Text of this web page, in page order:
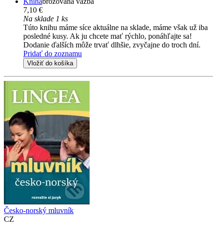
7,10 €
Na sklade 1 ks
Túto knihu máme síce aktuálne na sklade, máme však už iba
posledné kusy. Ak ju chcete mať rýchlo, ponáhľajte sa!
Dodanie ďalších môže trvať dlhšie, zvyčajne do troch dní.
Pridať do zoznamu
Vložiť do košíka
Česko-norský mluvník
CZ